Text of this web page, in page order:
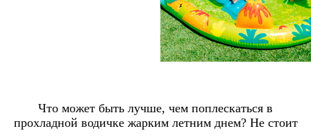
Что может быть лучше, чем поплескаться в
прохладной водичке жарким летним днем? Не стоит